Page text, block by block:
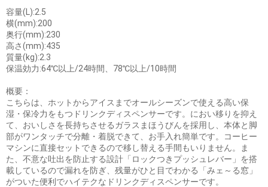
容量(L):2.5
横(mm):200
奥行(mm):230
高さ(mm):435
質量(kg):2.3
保温効力:64℃以上/24時間、78℃以上/10時間
概要：
こちらは、ホットからアイスまでオールシーズンで使える高い保
湿・保冷力をもつドリンクディスペンサーです。におい移りを抑え
て、おいしさを長持ちさせるガラスまほうびんを採用し、本体と脚
部がワンタッチで分離・着脱できて、お手入れ簡単です。コーヒー
マシンに直接セットできるので移し替える手間もいりません。ま
た、不意な吐出を防止する設計「ロックつきプッシュレバー」を搭
載しているので漏れを防ぎ、残量がひと目でわかる「みェ～る窓」
がついた便利でハイテクなドリンクディスペンサーです。